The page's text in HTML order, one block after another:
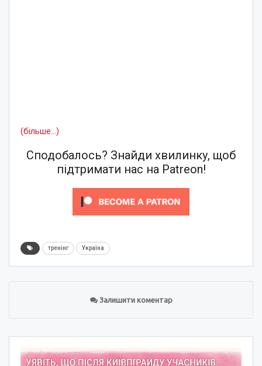
(більше…)
Сподобалось? Знайди хвилинку, щоб
підтримати нас на Patreon!
тренінг Україна
Залишити коментар